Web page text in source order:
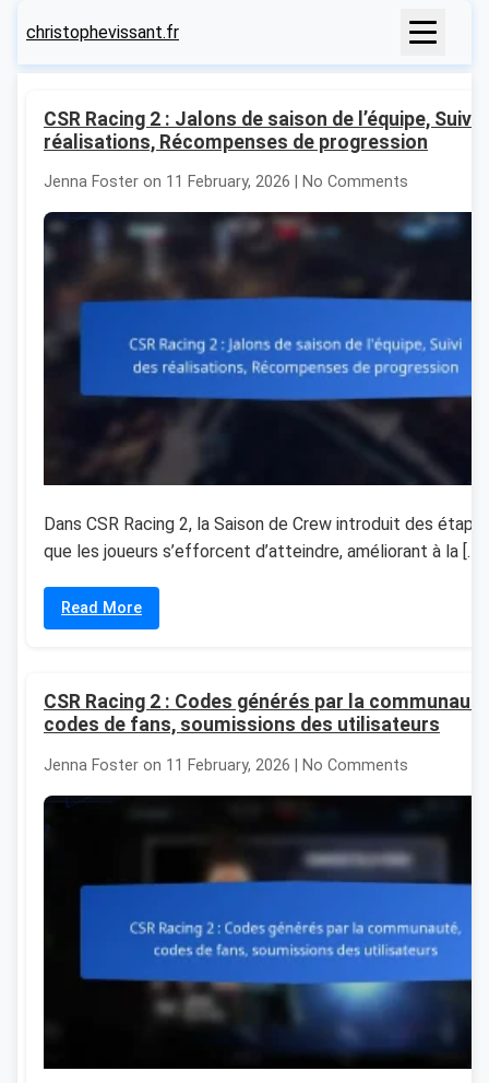
christophevissant.fr
CSR Racing 2 : Jalons de saison de l’équipe, Suivi
réalisations, Récompenses de progression
Jenna Foster on 11 February, 2026 | No Comments
Dans CSR Racing 2, la Saison de Crew introduit des
que les joueurs s’efforcent d’atteindre, améliorant à la […]
Read More
CSR Racing 2 : Codes générés par la
codes de fans, soumissions des utilisateurs
Jenna Foster on 11 February, 2026 | No Comments